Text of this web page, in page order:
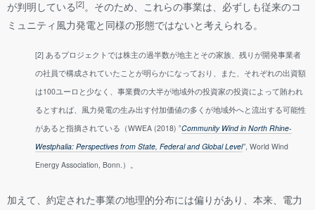
が判明している[2]。そのため、これらの事業は、必ずしも従来のコ
ミュニティ風力発電と同様の形態ではないと考えられる。
[2] あるプロジェクトでは株主の過半数が地主とその家族、残りが開発事業者
の社員で構成されていたことが明らかになっており、また、それぞれの出資額
は100ユーロと少なく、事業費の大半が地域外の投資家の投資によって賄われ
るとすれば、風力発電の生み出す付加価値の多くが地域外へと流出する可能性
があると指摘されている（WWEA (2018) ”Community Wind in North Rhine-
Westphalia: Perspectives from State, Federal and Global Level” , World Wind
Energy Association, Bonn.）。
加えて、約定された事業の地理的分布には偏りがあり、本来、電力